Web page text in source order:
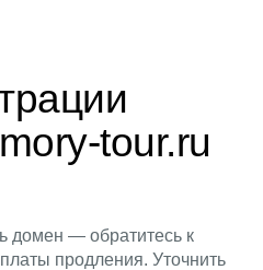
tour.ru
домен — обратитесь к
продления. Уточнить